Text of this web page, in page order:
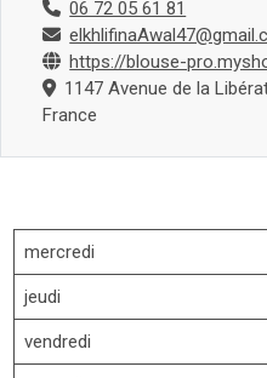
06 72 05 61 81
https://blouse-
1147 Avenue de la
France
mercredi
jeudi
vendredi